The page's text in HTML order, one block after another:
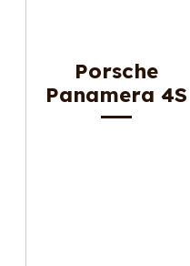
Porsche
Panamera 4S